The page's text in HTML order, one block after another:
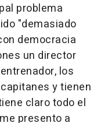
problema
"demasiado
democracia
un director
los
y tienen
claro todo el
presento a